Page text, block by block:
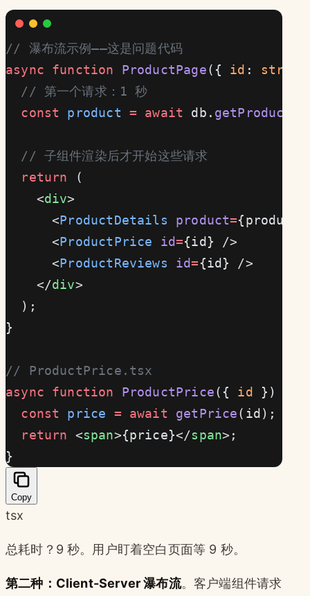
// 瀑布流示例——这是问题代码
async function ProductPage({ id : string
  // 第一个请求：1 秒
  const
product = await db. getProduct
  // 子组件渲染后才开始这些请求
  return
(
    <
div>
      <
ProductDetails product=
      <
ProductPrice id={id} />      {
      <
ProductReviews id={id} />    {
    </
div>
  );
}
// ProductPrice.tsx
async function ProductPrice({ id
}) {
  const
price = await getPrice(id);
  return
<span>{price}</span>;
}
Copy
tsx
总耗时？9 秒。用户盯着空白页面等 9 秒。
第二种：Client-Server 瀑布流。客户端组件请求